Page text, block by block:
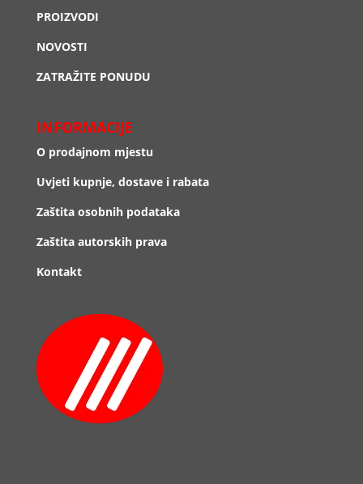
PROIZVODI
NOVOSTI
ZATRAŽITE PONUDU
INFORMACIJE
O prodajnom mjestu
Uvjeti kupnje, dostave i rabata
Zaštita osobnih podataka
Zaštita autorskih prava
Kontakt